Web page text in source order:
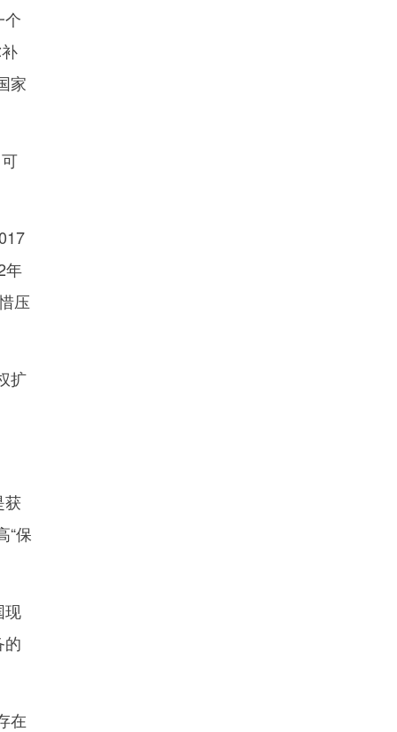
家
年
压
扩
获
“保
现
的
在